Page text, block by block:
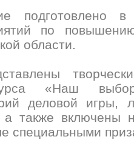
подготовлено
по
области.
«Наш
деловой игры,
а также включены
специальными